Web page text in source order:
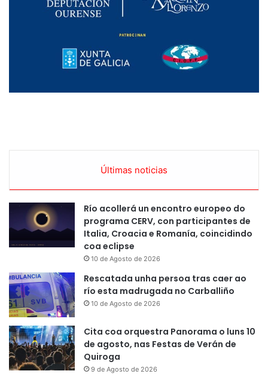
Últimas noticias
Río acollerá un encontro europeo do
programa CERV, con participantes de
Italia, Croacia e Romanía, coincidindo
coa eclipse
10 de Agosto de 2026
Rescatada unha persoa tras caer ao
río esta madrugada no Carballiño
10 de Agosto de 2026
Cita coa orquestra Panorama o luns 10
de agosto, nas Festas de Verán de
Quiroga
9 de Agosto de 2026